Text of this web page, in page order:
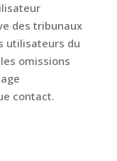
des tribunaux
utilisateurs du
omissions
contact.